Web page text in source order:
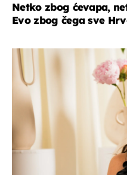
Netko zbog ćevapa,
Evo zbog čega sve
moda & ljepota